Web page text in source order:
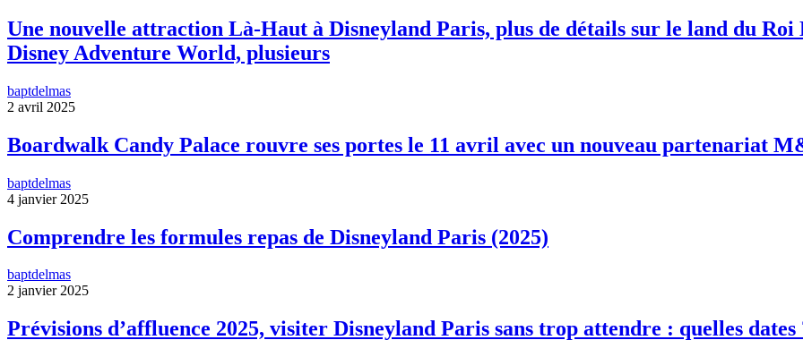
Une nouvelle attraction Là-Haut à Disneyland Paris, plus de détails sur le land du Roi
Disney Adventure World, plusieurs
baptdelmas
2 avril 2025
Boardwalk Candy Palace rouvre ses portes le 11 avril avec un nouveau partenariat
baptdelmas
4 janvier 2025
Comprendre les formules repas de Disneyland Paris (2025)
baptdelmas
2 janvier 2025
Prévisions d’affluence 2025, visiter Disneyland Paris sans trop attendre : quelles dates